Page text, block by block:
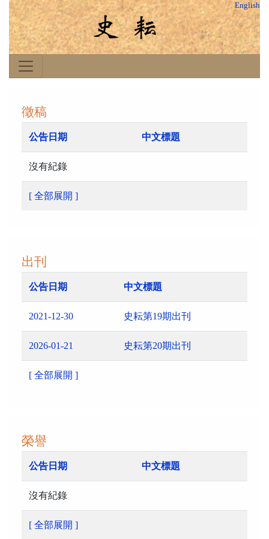
English
徵稿
公告日期 中文標題
沒有紀錄
[ 全部展開 ]
出刊
公告日期 中文標題
2021-12-30 史耘第19期出刊
2026-01-21 史耘第20期出刊
[ 全部展開 ]
榮譽
公告日期 中文標題
沒有紀錄
[ 全部展開 ]